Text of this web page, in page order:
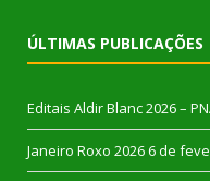
ÚLTIMAS PUBLICAÇÕES
Editais Aldir Blanc 2026 –
Janeiro Roxo 2026 6 de